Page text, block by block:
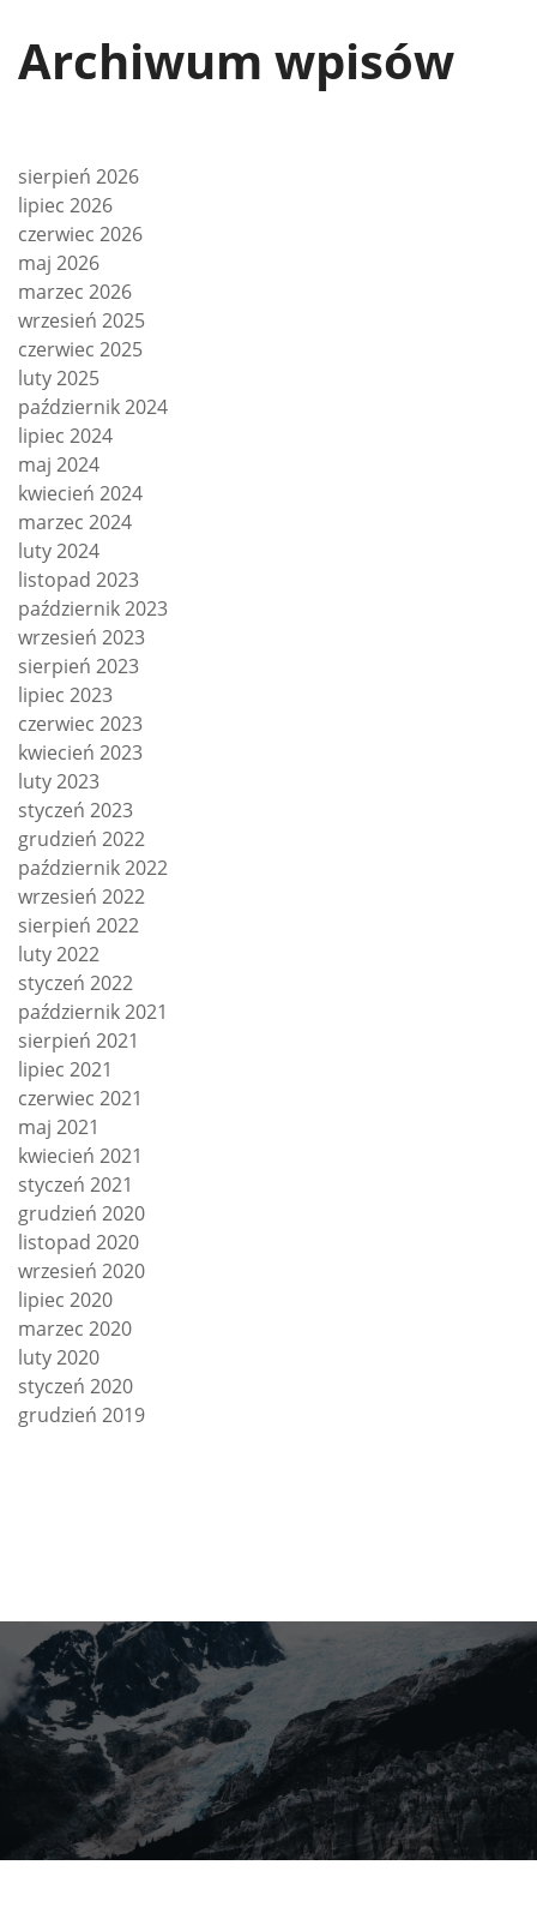
Archiwum wpisów
sierpień 2026
lipiec 2026
czerwiec 2026
maj 2026
marzec 2026
wrzesień 2025
czerwiec 2025
luty 2025
październik 2024
lipiec 2024
maj 2024
kwiecień 2024
marzec 2024
luty 2024
listopad 2023
październik 2023
wrzesień 2023
sierpień 2023
lipiec 2023
czerwiec 2023
kwiecień 2023
luty 2023
styczeń 2023
grudzień 2022
październik 2022
wrzesień 2022
sierpień 2022
luty 2022
styczeń 2022
październik 2021
sierpień 2021
lipiec 2021
czerwiec 2021
maj 2021
kwiecień 2021
styczeń 2021
grudzień 2020
listopad 2020
wrzesień 2020
lipiec 2020
marzec 2020
luty 2020
styczeń 2020
grudzień 2019